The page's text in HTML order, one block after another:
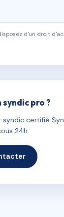
d'un droit
syndic pro ?
certifié
24h.